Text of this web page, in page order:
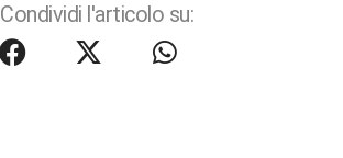
Condividi l'articolo su: